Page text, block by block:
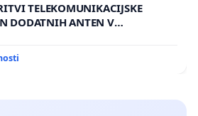
TELEKOMUNIKACIJSKE
DODATNIH ANTEN V